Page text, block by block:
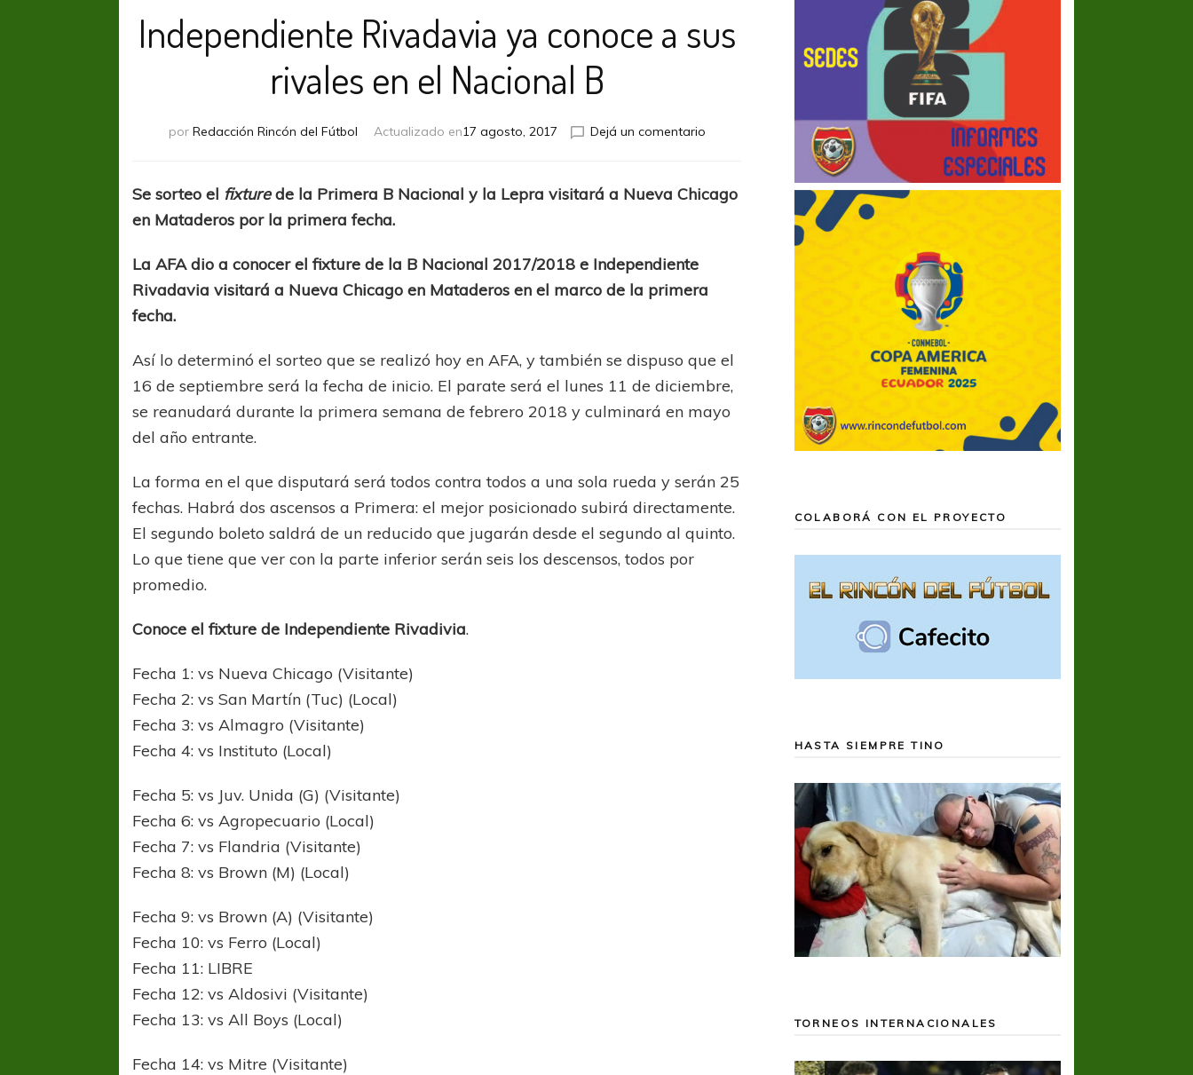
Independiente Rivadavia ya conoce a sus
rivales en el Nacional B
por Redacción Rincón del Fútbol Actualizado en17 agosto, 2017 Dejá un comentarioen
conoce
el
Se sorteo el fixturede la Primera B Nacional y la Lepra visitará a Nueva Chicago
en Mataderos por la primera fecha.
La AFA dio a conocer el fixture de la B Nacional 2017/2018 e Independiente
Rivadavia visitará a Nueva Chicago en Mataderos en el marco de la primera
fecha.
Así lo determinó el sorteo que se realizó hoy en AFA, y también se dispuso que el
16 de septiembre será la fecha de inicio. El parate será el lunes 11 de diciembre,
se reanudará durante la primera semana de febrero 2018 y culminará en mayo
del año entrante.
La forma en el que disputará será todos contra todos a una sola rueda y serán 25
fechas. Habrá dos ascensos a Primera: el mejor posicionado subirá directamente.
El segundo boleto saldrá de un reducido que jugarán desde el segundo al quinto.
Lo que tiene que ver con la parte inferior serán seis los descensos, todos por
promedio.
Conoce el fixture de Independiente Rivadivia.
Fecha 1: vs Nueva Chicago (Visitante)
Fecha 2: vs San Martín (Tuc) (Local)
Fecha 3: vs Almagro (Visitante)
Fecha 4: vs Instituto (Local)
Fecha 5: vs Juv. Unida (G) (Visitante)
Fecha 6: vs Agropecuario (Local)
Fecha 7: vs Flandria (Visitante)
Fecha 8: vs Brown (M) (Local)
Fecha 9: vs Brown (A) (Visitante)
Fecha 10: vs Ferro (Local)
Fecha 11: LIBRE
Fecha 12: vs Aldosivi (Visitante)
Fecha 13: vs All Boys (Local)
Fecha 14: vs Mitre (Visitante)
COLABORÁ CON EL PROYECTO
HASTA SIEMPRE TINO
TORNEOS INTERNACIONALES